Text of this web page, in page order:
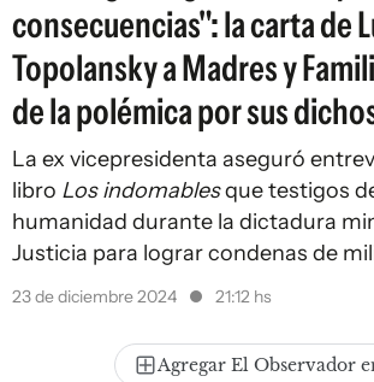
consecuencias": la carta de
Topolansky a Madres y
de la polémica por sus
La ex vicepresidenta aseguró
libro Los indomablesque testigos
humanidad durante la dictadura
Justicia para lograr condenas de
23 de diciembre 2024 21:12 hs
Agregar El Observador